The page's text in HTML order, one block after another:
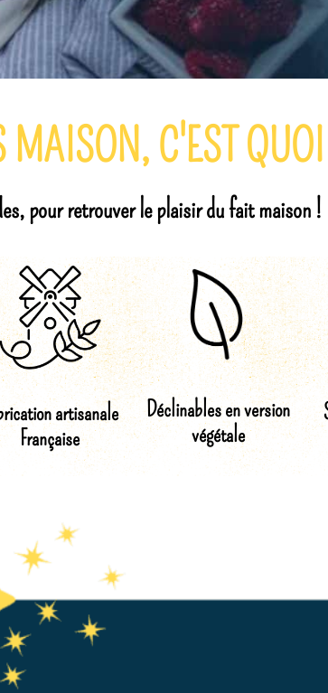
MAISON, C'EST
pour retrouver le plaisir du fait maison !
artisanale
Française
Déclinables en version
végétale